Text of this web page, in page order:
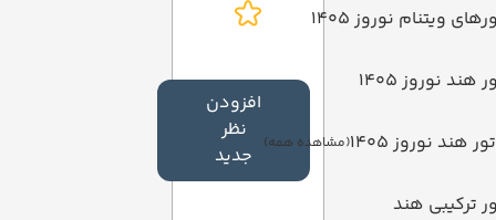
ویتنام نوروز 1405
هند نوروز 1405
تور هند نوروز 1405 (مشاهده همه)
ترکیبی هند
افزودن
نظر
جدید